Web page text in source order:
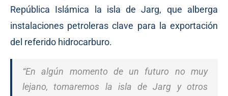
República Islámica la isla de Jarg, que alberga
instalaciones petroleras clave para la exportación
del referido hidrocarburo.
“En algún momento de un futuro no muy
lejano, tomaremos la isla de Jarg y otros